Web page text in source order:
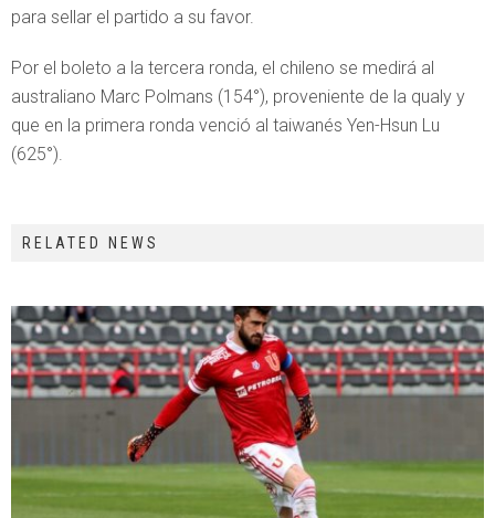
para sellar el partido a su favor.
Por el boleto a la tercera ronda, el chileno se medirá al
australiano Marc Polmans (154°), proveniente de la qualy y
que en la primera ronda venció al taiwanés Yen-Hsun Lu
(625°).
RELATED NEWS